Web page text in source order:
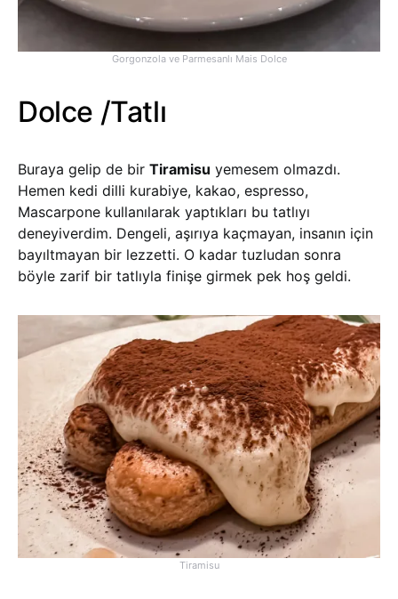
Gorgonzola ve Parmesanlı Mais Dolce
Dolce /Tatlı
Buraya gelip de bir Tiramisu yemesem olmazdı.
Hemen kedi dilli kurabiye, kakao, espresso,
Mascarpone kullanılarak yaptıkları bu tatlıyı
deneyiverdim. Dengeli, aşırıya kaçmayan, insanın için
bayıltmayan bir lezzetti. O kadar tuzludan sonra
böyle zarif bir tatlıyla finişe girmek pek hoş geldi.
Tiramisu